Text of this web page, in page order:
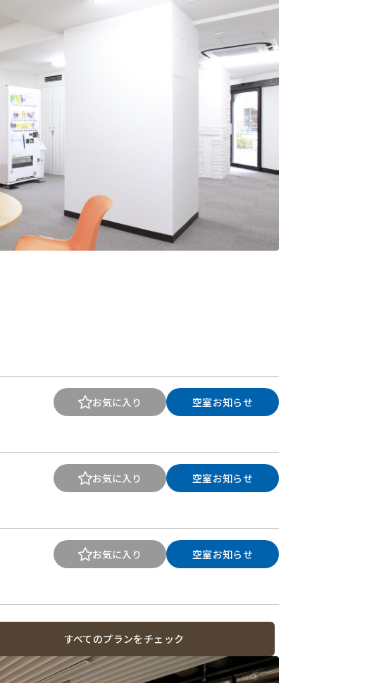
お気に入り 空室お知らせ
お気に入り 空室お知らせ
お気に入り 空室お知らせ
すべてのプランをチェック